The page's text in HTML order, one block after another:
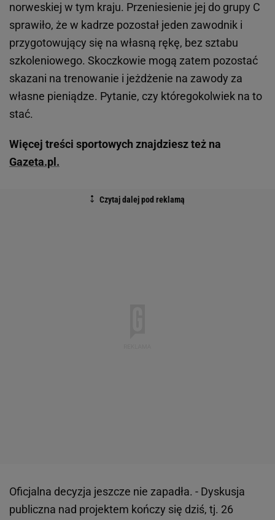
norweskiej w tym kraju. Przeniesienie jej do grupy C
sprawiło, że w kadrze pozostał jeden zawodnik i
przygotowujący się na własną rękę, bez sztabu
szkoleniowego. Skoczkowie mogą zatem pozostać
skazani na trenowanie i jeżdżenie na zawody za
własne pieniądze. Pytanie, czy któregokolwiek na to
stać.
Więcej treści sportowych znajdziesz też na
Gazeta.pl.
Oficjalna decyzja jeszcze nie zapadła. - Dyskusja
publiczna nad projektem kończy się dziś, tj. 26